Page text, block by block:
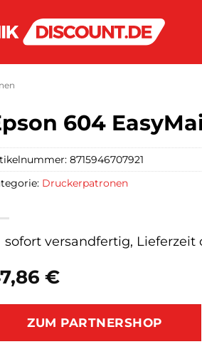
604
€
sofort versandfertig, Lieferzeit
ZUM PARTNERSHOP
8715946707921
Druckerpatronen